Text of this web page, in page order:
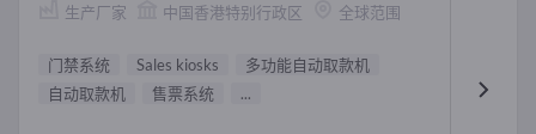
生产厂家 中国香港特别行政区 全球范围
门禁系统 Sales kiosks
多功能自动取款机
自动取款机
售票系统 ...